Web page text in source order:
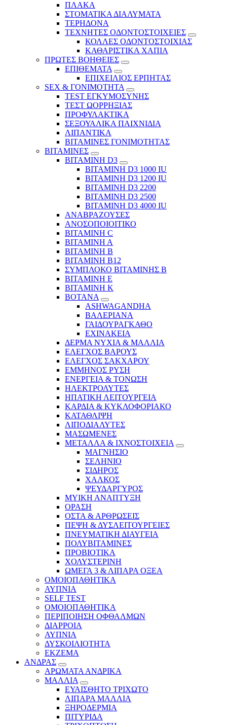
ΠΛΑΚΑ
ΣΤΟΜΑΤΙΚΑ ΔΙΑΛΥΜΑΤΑ
ΤΕΡΗΔΟΝΑ
ΤΕΧΝΗΤΕΣ ΟΔΟΝΤΟΣΤΟΙΧΕΙΕΣ
ΚΟΛΛΕΣ ΟΔΟΝΤΟΣΤΟΙΧΙΑΣ
ΚΑΘΑΡΙΣΤΙΚΑ ΧΑΠΙΑ
ΠΡΩΤΕΣ ΒΟΗΘΕΙΕΣ
ΕΠΙΘΕΜΑΤΑ
ΕΠΙΧΕΙΛΙΟΣ ΕΡΠΗΤΑΣ
SEX & ΓΟΝΙΜΟΤΗΤΑ
TEST ΕΓΚΥΜΟΣΥΝΗΣ
ΤΕΣΤ ΩΟΡΡΗΞΙΑΣ
ΠΡΟΦΥΛΑΚΤΙΚΑ
ΣΕΞΟΥΑΛΙΚΑ ΠΑΙΧΝΙΔΙΑ
ΛΙΠΑΝΤΙΚΑ
ΒΙΤΑΜΙΝΕΣ ΓΟΝΙΜΟΤΗΤΑΣ
ΒΙΤΑΜΙΝΕΣ
ΒΙΤΑΜΙΝΗ D3
ΒΙΤΑΜΙΝΗ D3 1000 IU
ΒΙΤΑΜΙΝΗ D3 1200 IU
ΒΙΤΑΜΙΝΗ D3 2200
ΒΙΤΑΜΙΝΗ D3 2500
BITAMINH D3 4000 IU
ΑΝΑΒΡΑΖΟΥΣΕΣ
ΑΝΟΣΟΠΟΙΟΙΤΙΚΟ
ΒΙΤΑΜΙΝΗ C
ΒΙΤΑΜΙΝΗ Α
ΒΙΤΑΜΙΝΗ Β
ΒΙΤΑΜΙΝΗ Β12
ΣΥΜΠΛΟΚΟ ΒΙΤΑΜΙΝΗΣ Β
ΒΙΤΑΜΙΝΗ Ε
ΒΙΤΑΜΙΝΗ Κ
ΒΟΤΑΝΑ
ASHWAGANDHA
ΒΑΛΕΡΙΑΝΑ
ΓΑΙΔΟΥΡΑΓΚΑΘΟ
ΕΧΙΝΑΚΕΙΑ
ΔΕΡΜΑ ΝΥΧΙΑ & ΜΑΛΛΙΑ
ΕΛΕΓΧΟΣ ΒΑΡΟΥΣ
ΕΛΕΓΧΟΣ ΣΑΚΧΑΡΟΥ
ΕΜΜΗΝΟΣ ΡΥΣΗ
ΕΝΕΡΓΕΙΑ & ΤΟΝΩΣΗ
ΗΛΕΚΤΡΟΛΥΤΕΣ
ΗΠΑΤΙΚΗ ΛΕΙΤΟΥΡΓΕΙΑ
ΚΑΡΔΙΑ & ΚΥΚΛΟΦΟΡΙΑΚΟ
ΚΑΤΑΘΛΙΨΗ
ΛΙΠΟΔΙΑΛΥΤΕΣ
ΜΑΣΩΜΕΝΕΣ
ΜΕΤΑΛΛΑ & ΙΧΝΟΣΤΟΙΧΕΙΑ
ΜΑΓΝΗΣΙΟ
ΣΕΛΗΝΙΟ
ΣΙΔΗΡΟΣ
ΧΑΛΚΟΣ
ΨΕΥΔΑΡΓΥΡΟΣ
ΜΥΙΚΗ ΑΝΑΠΤΥΞΗ
ΟΡΑΣΗ
ΟΣΤΑ & ΑΡΘΡΩΣΕΙΣ
ΠΕΨΗ & ΔΥΣΛΕΙΤΟΥΡΓΕΙΕΣ
ΠΝΕΥΜΑΤΙΚΗ ΔΙΑΥΓΕΙΑ
ΠΟΛΥΒΙΤΑΜΙΝΕΣ
ΠΡΟΒΙΟΤΙΚΑ
ΧΟΛΥΣΤΕΡΙΝΗ
ΩΜΕΓΑ 3 & ΛΙΠΑΡΑ ΟΞΕΑ
ΟΜΟΙΟΠΑΘΗΤΙΚΑ
ΑΥΠΝΙΑ
SELF TEST
ΟΜΟΙΟΠΑΘΗΤΙΚΑ
ΠΕΡΙΠΟΙΗΣΗ ΟΦΘΑΛΜΩΝ
ΔΙΑΡΡΟΙΑ
ΑΥΠΝΙΑ
ΔΥΣΚΟΙΛΙΟΤΗΤΑ
ΕΚΖΕΜΑ
ΑΝΔΡΑΣ
ΑΡΩΜΑΤΑ ΑΝΔΡΙΚΑ
ΜΑΛΛΙΑ
ΕΥΑΙΣΘΗΤΟ ΤΡΙΧΩΤΟ
ΛΙΠΑΡΑ ΜΑΛΛΙΑ
ΞΗΡΟΔΕΡΜΙΑ
ΠΙΤΥΡΙΔΑ